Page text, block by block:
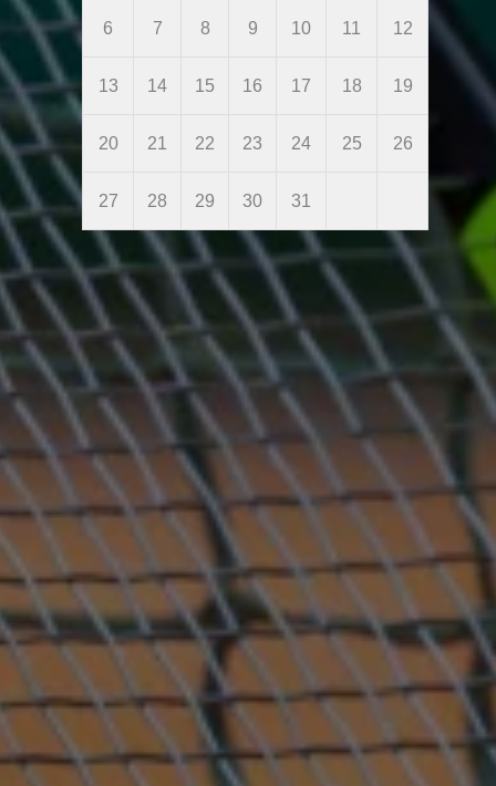
6 7 8 9 10 11 12
13 14 15 16 17 18 19
20 21 22 23 24 25 26
27 28 29 30 31